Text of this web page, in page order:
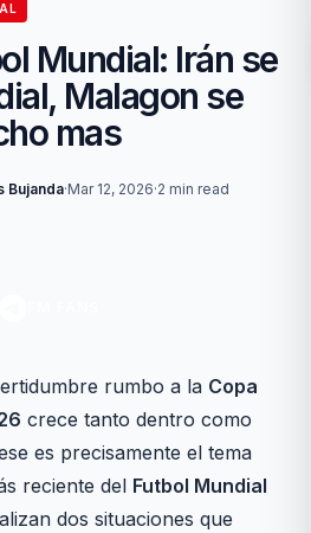
Mundial: Irán se
Malagon se
mas
Bujanda·Mar 12, 2026·2 min read
rumbo a la Copa
crece tanto dentro como
es precisamente el tema
reciente del Futbol Mundial
dos situaciones que